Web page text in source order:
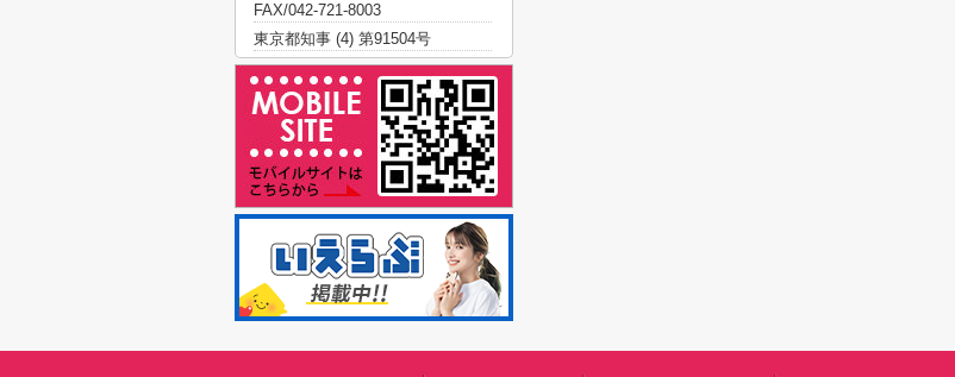
FAX/042-721-8003
東京都知事 (4) 第91504号